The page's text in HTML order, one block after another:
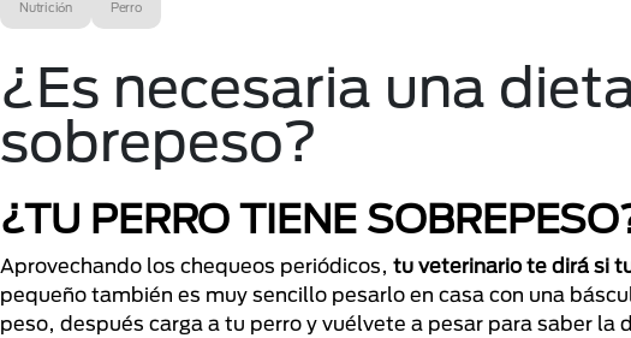
Nutrición Perro
¿Es necesaria una
sobrepeso?
¿TU PERRO TIENE
Aprovechando los chequeos periódicos, tu veterinario te dirá si
pequeño también es muy sencillo pesarlo en casa con una
peso, después carga a tu perro y vuélvete a pesar para saber